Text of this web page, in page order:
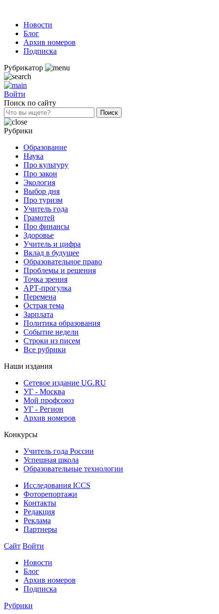
Новости
Блог
Архив номеров
Подписка
Рубрикатор
Войти
Поиск по сайту
Рубрики
Образование
Наука
Про культуру
Про закон
Экология
Выбор дня
Про туризм
Учитель года
Грамотей
Про финансы
Здоровье
Учитель и цифра
Вклад в будущее
Образовательное право
Проблемы и решения
Точка зрения
АРТ-прогулка
Перемена
Острая тема
Зарплата
Политика образования
Событие недели
Строки из писем
Все рубрики
Наши издания
Сетевое издание UG.RU
УГ - Москва
Мой профсоюз
УГ - Регион
Архив номеров
Конкурсы
Учитель года России
Успешная школа
Образовательные технологии
Исследования ICCS
Фоторепортажи
Контакты
Редакция
Реклама
Партнеры
Сайт Войти
Новости
Блог
Архив номеров
Подписка
Рубрики